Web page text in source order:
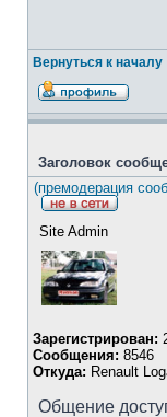
Вернуться к началу
Заголовок
(премодерация
Site Admin
Зарегистрирован:
Сообщения: 8546
Откуда: Renault
Общение